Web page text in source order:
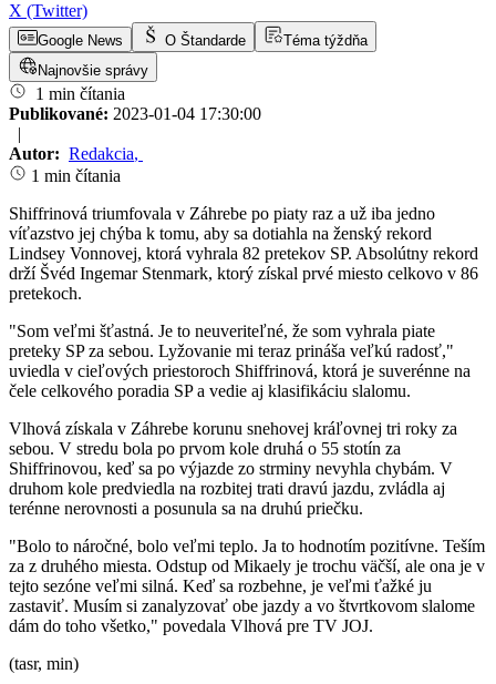
X (Twitter)
Google News O Štandarde
Téma týždňa
Najnovšie správy
1 min čítania
Publikované: 2023-01-04 17:30:00
|
Autor: Redakcia,
1 min čítania
Shiffrinová triumfovala v Záhrebe po piaty raz a už iba jedno
víťazstvo jej chýba k tomu, aby sa dotiahla na ženský rekord
Lindsey Vonnovej, ktorá vyhrala 82 pretekov SP. Absolútny rekord
drží Švéd Ingemar Stenmark, ktorý získal prvé miesto celkovo v 86
pretekoch.
"Som veľmi šťastná. Je to neuveriteľné, že som vyhrala piate
preteky SP za sebou. Lyžovanie mi teraz prináša veľkú radosť,"
uviedla v cieľových priestoroch Shiffrinová, ktorá je suverénne na
čele celkového poradia SP a vedie aj klasifikáciu slalomu.
Vlhová získala v Záhrebe korunu snehovej kráľovnej tri roky za
sebou. V stredu bola po prvom kole druhá o 55 stotín za
Shiffrinovou, keď sa po výjazde zo strminy nevyhla chybám. V
druhom kole predviedla na rozbitej trati dravú jazdu, zvládla aj
terénne nerovnosti a posunula sa na druhú priečku.
"Bolo to náročné, bolo veľmi teplo. Ja to hodnotím pozitívne. Teším
za z druhého miesta. Odstup od Mikaely je trochu väčší, ale ona je v
tejto sezóne veľmi silná. Keď sa rozbehne, je veľmi ťažké ju
zastaviť. Musím si zanalyzovať obe jazdy a vo štvrtkovom slalome
dám do toho všetko," povedala Vlhová pre TV JOJ.
(tasr, min)